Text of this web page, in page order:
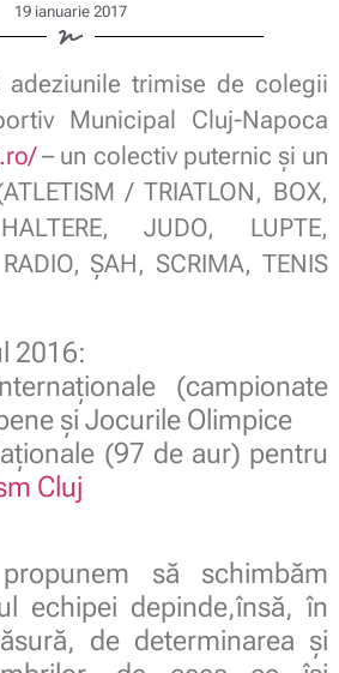
19 ianuarie 2017
trimise de colegii
Municipal Cluj-Napoca
– un colectiv puternic şi un
/ TRIATLON, BOX,
JUDO, LUPTE,
ŞAH, SCRIMA, TENIS
2016:
(campionate
şi Jocurile Olimpice
(97 de aur) pentru
Cluj
să schimbăm
echipei depinde,însă, în
de determinarea şi